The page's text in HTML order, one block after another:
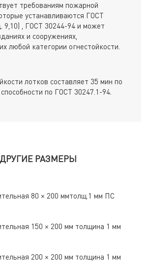
требованиям пожарной
устанавливаются ГОСТ
9,10) , ГОСТ 30244-94 и может
и сооружениях,
любой категории огнестойкости.
лотков составляет 35 мин по
по ГОСТ 30247.1-94.
ДРУГИЕ РАЗМЕРЫ
80 × 200 ммтолщ.1 мм ПС
150 × 200 мм толщина 1 мм
200 × 200 мм толщина 1 мм